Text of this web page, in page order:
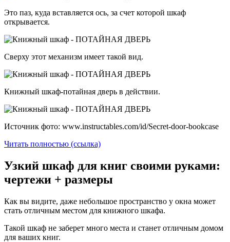
Это паз, куда вставляется ось, за счет которой шкаф
открывается.
Сверху этот механизм имеет такой вид.
Книжный шкаф-потайная дверь в действии.
Источник фото: www.instructables.com/id/Secret-door-bookcase
Читать полностью (ссылка)
Узкий шкаф для книг своими руками:
чертежи + размеры
Как вы видите, даже небольшое пространство у окна может
стать отличным местом для книжного шкафа.
Такой шкаф не заберет много места и станет отличным домом
для ваших книг.